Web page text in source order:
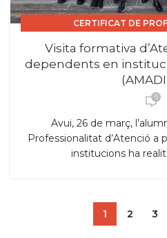
CERTIFICAT DE
CURS 2025_26
Visita formativa
dependents en
0
Avui, 26 de març,
Professionalitat d’Atenció a
institucions ha
1 2 3